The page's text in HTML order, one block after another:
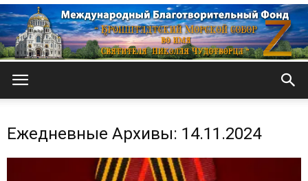
Ежедневные Архивы: 14.11.2024